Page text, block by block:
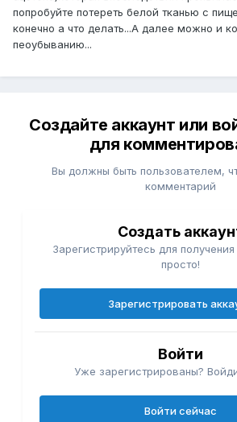
попробуйте потереть белой тканью с
конечно а что делать...А далее можно и
пеоубыванию...
Создайте аккаунт или
для
Вы должны быть пользователем,
комментарий
Создать
Зарегистрируйтесь для
просто!
Зарегистрировать
Войти
Уже зарегистрированы?
Войти сейчас